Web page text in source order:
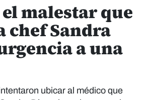
malestar que
chef Sandra
a una
ubicar al médico que